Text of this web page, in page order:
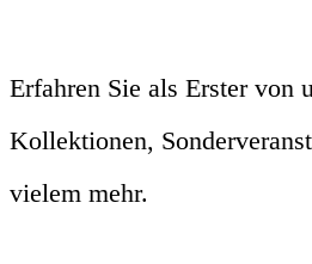
Erfahren Sie als Erster von
Kollektionen,
vielem mehr.